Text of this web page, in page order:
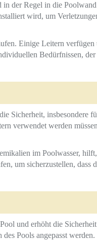
der Regel in die
wird, um
Einige Leitern verfügen
Bedürfnissen,
Sicherheit, insbesondere
verwendet werden
im Poolwasser, hilft,
um sicherzustellen, dass
und erhöht die
Pools angepasst